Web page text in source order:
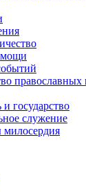
православных
государство
служение